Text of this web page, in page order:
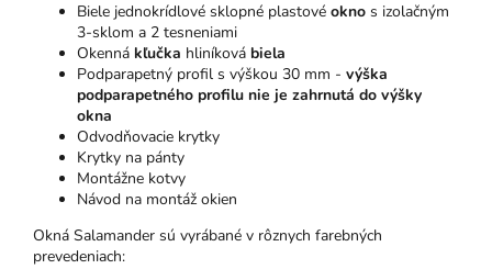
Biele jednokrídlové sklopné plastové okno s izolačným
3-sklom a 2 tesneniami
Okenná kľučka hliníková biela
Podparapetný profil s výškou 30 mm - výška
podparapetného profilu nie je zahrnutá do výšky
okna
Odvodňovacie krytky
Krytky na pánty
Montážne kotvy
Návod na montáž okien
Okná Salamander sú vyrábané v rôznych farebných
prevedeniach: